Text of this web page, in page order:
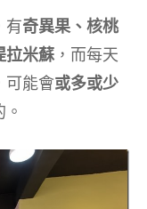
有奇異果、核桃
拉米蘇 ，而每天
可能會或多或少